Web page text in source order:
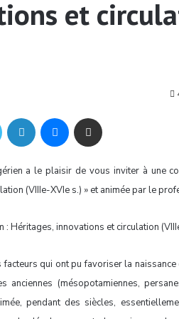
et
a le plaisir de vous inviter à une
(VIIIe-XVIe s.) » et animée par le
: Héritages, innovations et circulation
qui ont pu favoriser la naissance
(mésopotamiennes,
pendant des siècles,